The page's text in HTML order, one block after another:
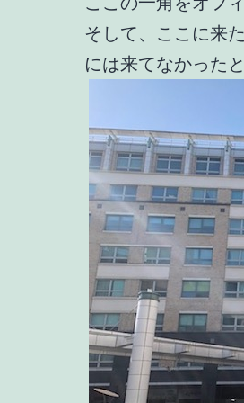
そして、ここに来
には来てなかった